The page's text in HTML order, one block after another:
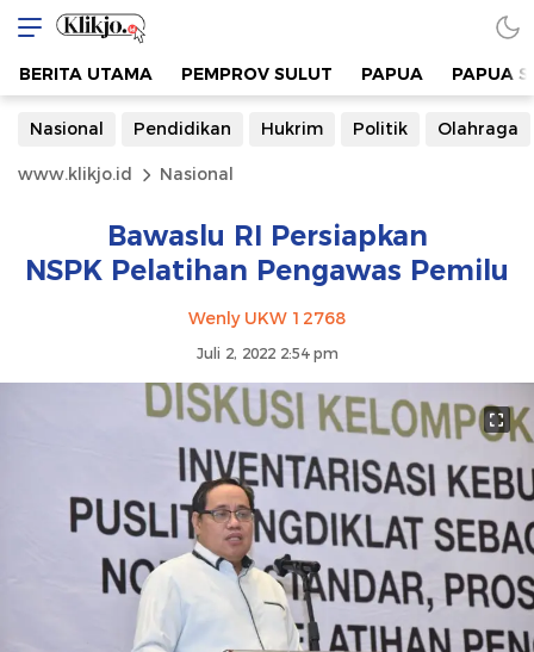
BERITA UTAMA PEMPROV SULUT PAPUA PAPUA
Nasional Pendidikan Hukrim Politik Olahraga
www.klikjo.id Nasional
Bawaslu RI Persiapkan
NSPK Pelatihan Pengawas Pemilu
Wenly UKW 12768
Juli 2, 2022 2:54 pm